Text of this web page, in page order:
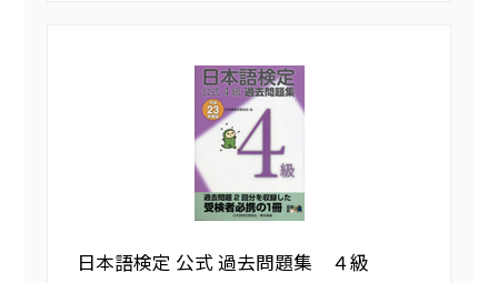
日本語検定 公式 過去問題集 ４級